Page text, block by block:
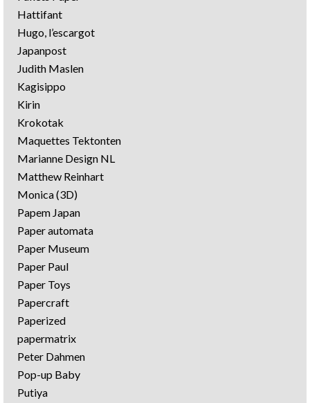
Hattifant
Hugo, l’escargot
Japanpost
Judith Maslen
Kagisippo
Kirin
Krokotak
Maquettes Tektonten
Marianne Design NL
Matthew Reinhart
Monica (3D)
Papem Japan
Paper automata
Paper Museum
Paper Paul
Paper Toys
Papercraft
Paperized
papermatrix
Peter Dahmen
Pop-up Baby
Putiya